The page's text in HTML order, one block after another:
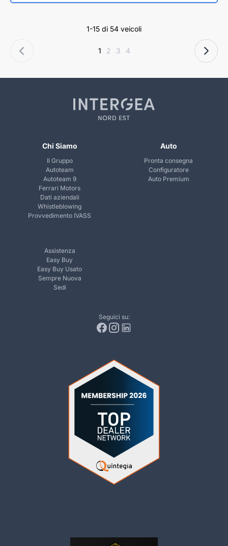
1-15 di 54 veicoli
1 2 3 4
Chi Siamo
Il Gruppo
Autoteam
Autoteam 9
Ferrari Motors
Dati aziendali
Whistleblowing
Provvedimento IVASS
Auto
Pronta consegna
Configuratore
Auto Premium
Assistenza
Easy Buy
Easy Buy Usato
Sempre Nuova
Sedi
Seguici su: